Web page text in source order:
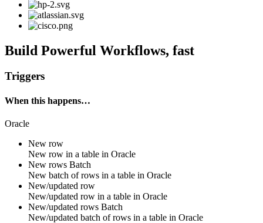
Build Powerful Workflows, fast
Triggers
When this happens…
Oracle
New row
New row in a table in Oracle
New rows Batch
New batch of rows in a table in Oracle
New/updated row
New/updated row in a table in Oracle
New/updated rows Batch
New/updated batch of rows in a table in Oracle